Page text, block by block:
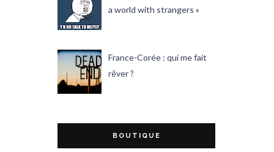
a world with strangers »
France-Corée : qui me fait
rêver ?
BOUTIQUE